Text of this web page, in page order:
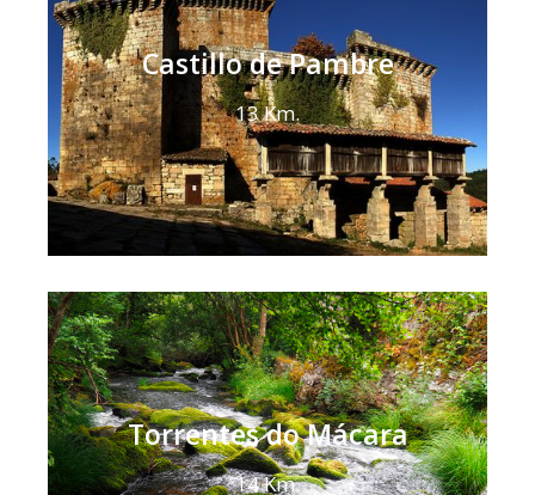
Castillo de Pambre
13 Km.
Torrentes do Mácara
14 Km.